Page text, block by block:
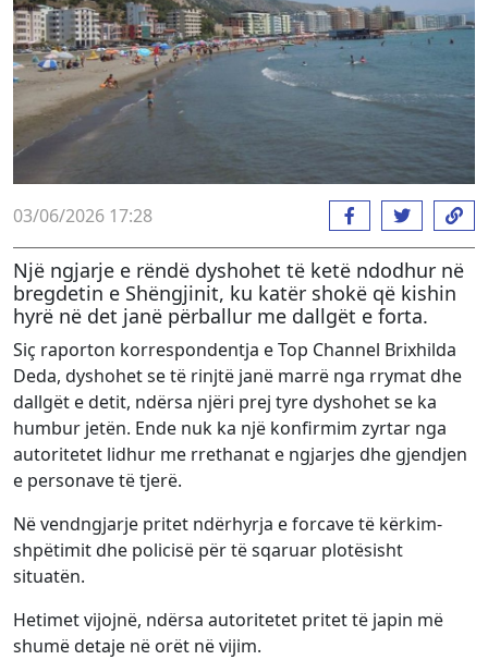
03/06/2026 17:28
Një ngjarje e rëndë dyshohet të ketë ndodhur në
bregdetin e Shëngjinit, ku katër shokë që kishin
hyrë në det janë përballur me dallgët e forta.
Siç raporton korrespondentja e Top Channel Brixhilda
Deda, dyshohet se të rinjtë janë marrë nga rrymat dhe
dallgët e detit, ndërsa njëri prej tyre dyshohet se ka
humbur jetën. Ende nuk ka një konfirmim zyrtar nga
autoritetet lidhur me rrethanat e ngjarjes dhe gjendjen
e personave të tjerë.
Në vendngjarje pritet ndërhyrja e forcave të kërkim-
shpëtimit dhe policisë për të sqaruar plotësisht
situatën.
Hetimet vijojnë, ndërsa autoritetet pritet të japin më
shumë detaje në orët në vijim.